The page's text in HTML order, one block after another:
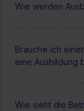
Wie werden
Brauche ich
eine Ausbildung
Wie sieht die